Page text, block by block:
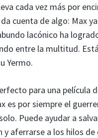
cada vez más por
cuenta de algo: Max
lacónico ha
entre la multitud.
Yermo.
para una película
es por siempre el
Puede ayudar a
y aferrarse a los hilos de